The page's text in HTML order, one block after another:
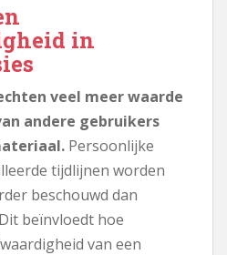
in
veel meer waarde
andere gebruikers
Persoonlijke
tijdlijnen worden
beschouwd dan
beïnvloedt hoe
van een